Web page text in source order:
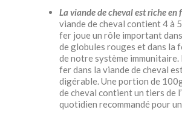
La viande de cheval est riche en
viande de cheval contient 4 à
fer joue un rôle important
de globules rouges et dans la
de notre système immunitaire.
fer dans la viande de cheval
digérable. Une portion de
de cheval contient un tiers de
quotidien recommandé pour